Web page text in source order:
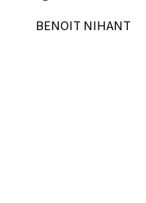
BENOIT NIHANT